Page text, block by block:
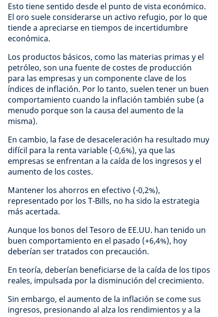
Esto tiene sentido desde el punto de vista económico.
El oro suele considerarse un activo refugio, por lo que
tiende a apreciarse en tiempos de incertidumbre
económica.
Los productos básicos, como las materias primas y el
petróleo, son una fuente de costes de producción
para las empresas y un componente clave de los
índices de inflación. Por lo tanto, suelen tener un buen
comportamiento cuando la inflación también sube (a
menudo porque son la causa del aumento de la
misma).
En cambio, la fase de desaceleración ha resultado muy
difícil para la renta variable (-0,6%), ya que las
empresas se enfrentan a la caída de los ingresos y el
aumento de los costes.
Mantener los ahorros en efectivo (-0,2%),
representado por los T-Bills, no ha sido la estrategia
más acertada.
Aunque los bonos del Tesoro de EE.UU. han tenido un
buen comportamiento en el pasado (+6,4%), hoy
deberían ser tratados con precaución.
En teoría, deberían beneficiarse de la caída de los tipos
reales, impulsada por la disminución del crecimiento.
Sin embargo, el aumento de la inflación se come sus
ingresos, presionando al alza los rendimientos y a la